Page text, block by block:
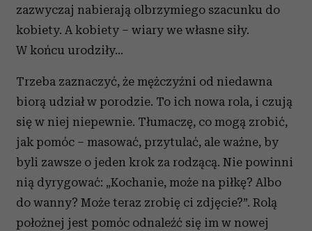
zazwyczaj nabierają olbrzymiego szacunku do
kobiety. A kobiety – wiary we własne siły.
W końcu urodziły…
Trzeba zaznaczyć, że mężczyźni od niedawna
biorą udział w porodzie. To ich nowa rola, i czują
się w niej niepewnie. Tłumaczę, co mogą zrobić,
jak pomóc – masować, przytulać, ale ważne, by
byli zawsze o jeden krok za rodzącą. Nie powinni
nią dyrygować: „Kochanie, może na piłkę? Albo
do wanny? Może teraz zrobię ci zdjęcie?”. Rolą
położnej jest pomóc odnaleźć się im w nowej